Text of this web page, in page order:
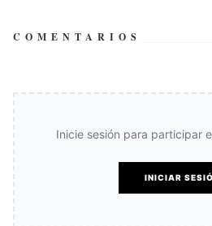
COMENTARIOS
Inicie sesión para participar
INICIAR